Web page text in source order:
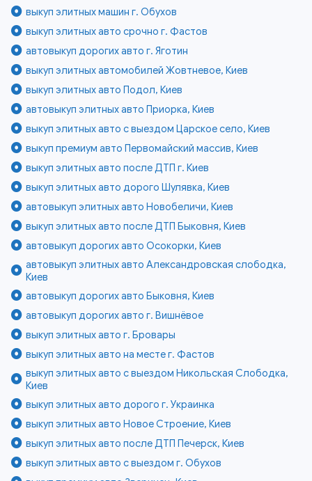
выкуп элитных машин г. Обухов
выкуп элитных авто срочно г. Фастов
автовыкуп дорогих авто г. Яготин
выкуп элитных автомобилей Жовтневое, Киев
выкуп элитных авто Подол, Киев
автовыкуп элитных авто Приорка, Киев
выкуп элитных авто с выездом Царское село, Киев
выкуп премиум авто Первомайский массив, Киев
выкуп элитных авто после ДТП г. Киев
выкуп элитных авто дорого Шулявка, Киев
автовыкуп элитных авто Новобеличи, Киев
выкуп элитных авто после ДТП Быковня, Киев
автовыкуп дорогих авто Осокорки, Киев
автовыкуп элитных авто Александровская слободка,
Киев
автовыкуп дорогих авто Быковня, Киев
автовыкуп дорогих авто г. Вишнёвое
выкуп элитных авто г. Бровары
выкуп элитных авто на месте г. Фастов
выкуп элитных авто с выездом Никольская Слободка,
Киев
выкуп элитных авто дорого г. Украинка
выкуп элитных авто Новое Строение, Киев
выкуп элитных авто после ДТП Печерск, Киев
выкуп элитных авто с выездом г. Обухов